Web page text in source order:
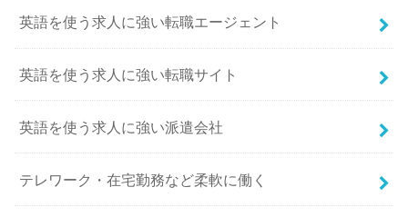
英語を使う求人に強い転職エージェント
英語を使う求人に強い転職サイト
英語を使う求人に強い派遣会社
テレワーク・在宅勤務など柔軟に働く